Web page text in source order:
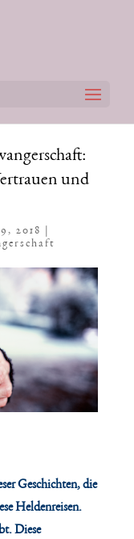
und
2018
Geschichten, die
Heldenreisen.
Diese